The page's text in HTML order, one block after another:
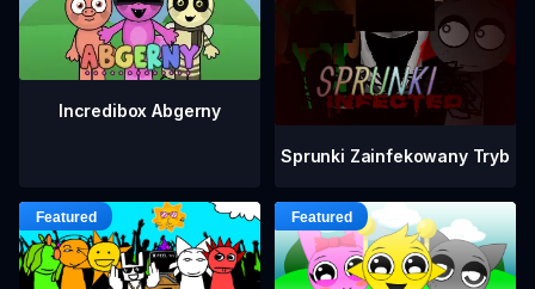
Incredibox Abgerny
Sprunki Zainfekowany Tryb